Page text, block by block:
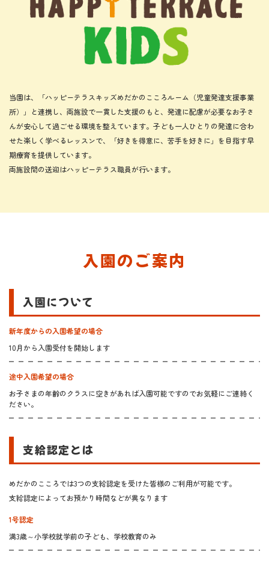
当園は、「ハッピーテラスキッズめだかのこころルーム（児童発達支援事業
所）」と連携し、両施設で一貫した支援のもと、発達に配慮が必要なお子さ
んが安心して過ごせる環境を整えています。子ども一人ひとりの発達に合わ
せた楽しく学べるレッスンで、「好きを得意に、苦手を好きに」を目指す早
期療育を提供しています。
両施設間の送迎はハッピーテラス職員が行います。
入園のご案内
入園について
新年度からの入園希望の場合
10月から入園受付を開始します
途中入園希望の場合
お子さまの年齢のクラスに空きがあれば入園可能ですのでお気軽にご連絡く
ださい。
支給認定とは
めだかのこころでは3つの支給認定を受けた皆様のご利用が可能です。
支給認定によってお預かり時間などが異なります
1号認定
満3歳～小学校就学前の子ども、学校教育のみ